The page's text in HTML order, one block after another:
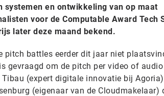
en ontwikkeling van op maat
voor de Computable Award Tech
later deze maand bekend.
pitch battles eerder dit jaar niet
gevraagd om de pitch per video of
(expert digitale innovatie bij
(eigenaar van de Cloudmakelaar)